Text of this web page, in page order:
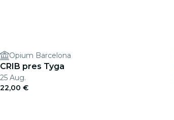
Opium Barcelona
CRIB pres Tyga
25 Aug.
22,00 €